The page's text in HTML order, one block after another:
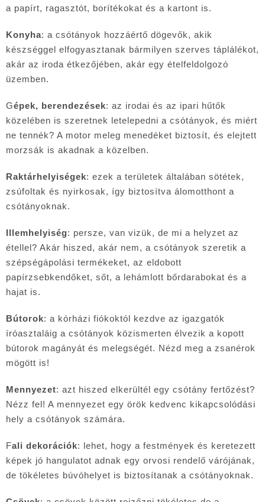
a papírt, ragasztót, borítékokat és a kartont is.
Konyha: a csótányok hozzáértő dögevők, akik
készséggel elfogyasztanak bármilyen szerves táplálékot,
akár az iroda étkezőjében, akár egy ételfeldolgozó
üzemben.
Gépek, berendezések: az irodai és az ipari hűtők
közelében is szeretnek letelepedni a csótányok, és miért
ne tennék? A motor meleg menedéket biztosít, és elejtett
morzsák is akadnak a közelben.
Raktárhelyiségek: ezek a területek általában sötétek,
zsúfoltak és nyirkosak, így biztosítva álomotthont a
csótányoknak.
Illemhelyiség: persze, van vizük, de mi a helyzet az
étellel? Akár hiszed, akár nem, a csótányok szeretik a
szépségápolási termékeket, az eldobott
papírzsebkendőket, sőt, a lehámlott bőrdarabokat és a
hajat is.
Bútorok: a kórházi fiókoktól kezdve az igazgatók
íróasztaláig a csótányok közismerten élvezik a kopott
bútorok magányát és melegségét. Nézd meg a zsanérok
mögött is!
Mennyezet: azt hiszed elkerültél egy csótány fertőzést?
Nézz fel! A mennyezet egy örök kedvenc kikapcsolódási
hely a csótányok számára.
Fali dekorációk: lehet, hogy a festmények és keretezett
képek jó hangulatot adnak egy orvosi rendelő várójának,
de tökéletes búvóhelyet is biztosítanak a csótányoknak.